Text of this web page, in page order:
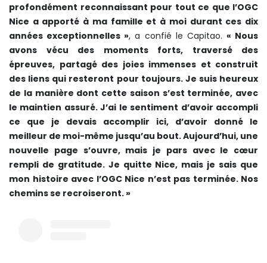
profondément reconnaissant pour tout ce que l’OGC
Nice a apporté à ma famille et à moi durant ces dix
années exceptionnelles », a confié le Capitao. « Nous
avons vécu des moments forts, traversé des
épreuves, partagé des joies immenses et construit
des liens qui resteront pour toujours. Je suis heureux
de la manière dont cette saison s’est terminée, avec
le maintien assuré. J’ai le sentiment d’avoir accompli
ce que je devais accomplir ici, d’avoir donné le
meilleur de moi-même jusqu’au bout. Aujourd’hui, une
nouvelle page s’ouvre, mais je pars avec le cœur
rempli de gratitude. Je quitte Nice, mais je sais que
mon histoire avec l’OGC Nice n’est pas terminée. Nos
chemins se recroiseront. »